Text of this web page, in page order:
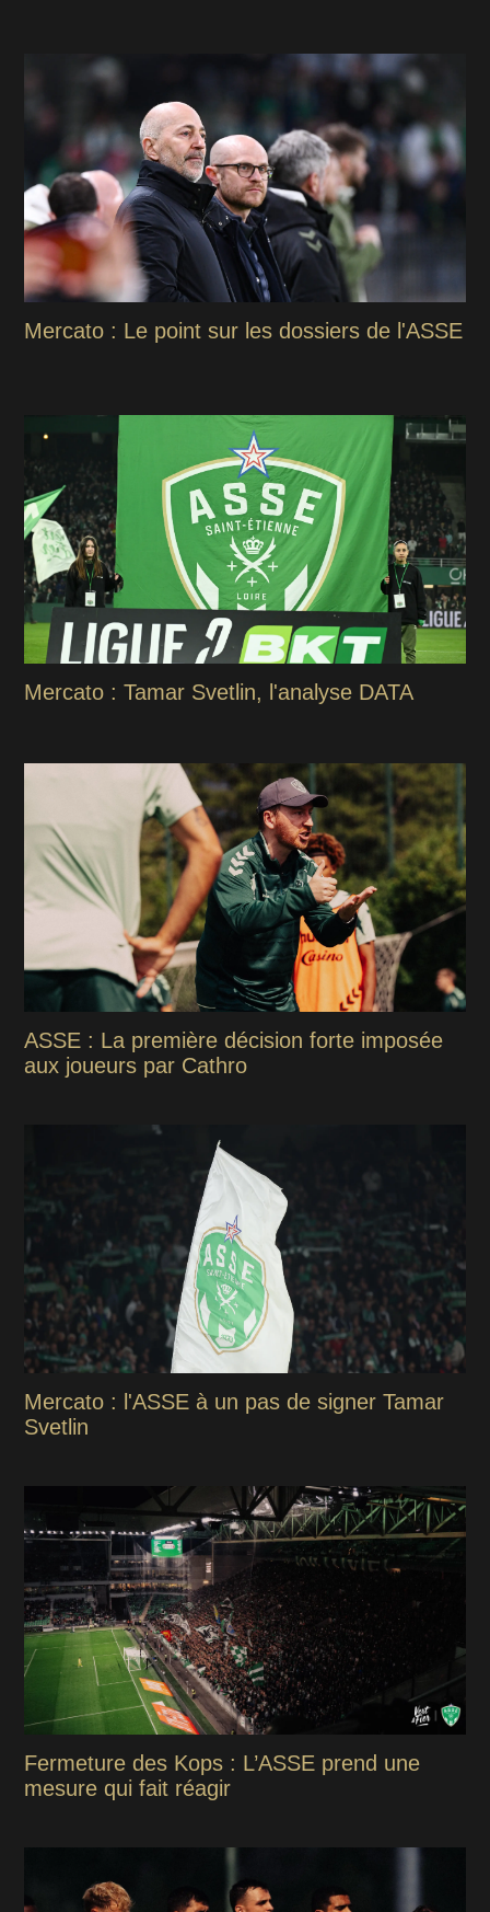
Mercato : Le point sur les dossiers de l'ASSE
Mercato : Tamar Svetlin, l'analyse DATA
ASSE : La première décision forte imposée
aux joueurs par Cathro
Mercato : l'ASSE à un pas de signer Tamar
Svetlin
Fermeture des Kops : L’ASSE prend une
mesure qui fait réagir